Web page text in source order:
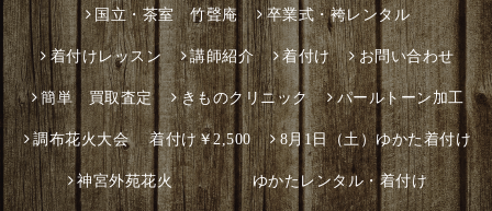
国立・茶室 竹聲庵 卒業式・袴レンタル
着付けレッスン 講師紹介 着付け お問い合わせ
簡単 買取査定 きものクリニック パールトーン加工
調布花火大会 着付け￥2,500 8月1日（土）ゆかた着付け
神宮外苑花火 ゆかたレンタル・着付け